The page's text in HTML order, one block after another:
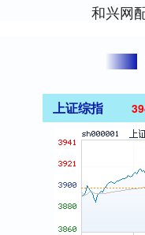
和兴网
上证综指